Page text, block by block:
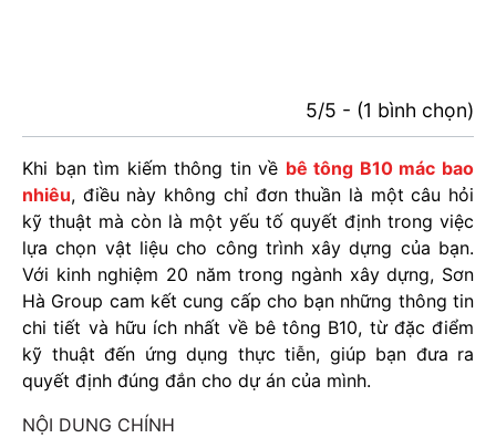
5/5 - (1 bình chọn)
Khi bạn tìm kiếm thông tin về bê tông B10 mác bao
nhiêu, điều này không chỉ đơn thuần là một câu hỏi
kỹ thuật mà còn là một yếu tố quyết định trong việc
lựa chọn vật liệu cho công trình xây dựng của bạn.
Với kinh nghiệm 20 năm trong ngành xây dựng, Sơn
Hà Group cam kết cung cấp cho bạn những thông tin
chi tiết và hữu ích nhất về bê tông B10, từ đặc điểm
kỹ thuật đến ứng dụng thực tiễn, giúp bạn đưa ra
quyết định đúng đắn cho dự án của mình.
NỘI DUNG CHÍNH